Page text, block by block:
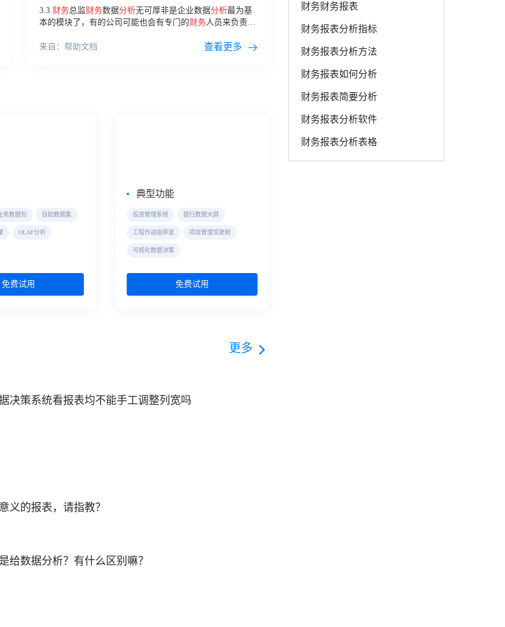
3.3 财务总监财务数据分析无可厚非是企业数据分析最为基
本的模块了，有的公司可能也会有专门的财务人员来负责这
涵盖大量的财务
总监一般只关注重要的异常数
来自：帮助文档 查看更多
务数据包 自助数据集
OLAP分析
免费试用
典型功能
投资管理系统 银行数据大屏
工程作战指挥室 项目管理驾驶舱
可视化数据决策
免费试用
更多
决策系统看报表均不能手工调整列宽吗
义的报表，请指教？
给数据分析？有什么区别嘛？
财务财务报表
财务报表分析指标
财务报表分析方法
财务报表如何分析
财务报表简要分析
财务报表分析软件
财务报表分析表格